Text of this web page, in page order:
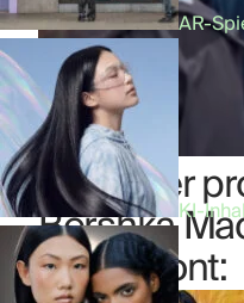
AR-
KI-
Our other
Bershka
Ladenfront: